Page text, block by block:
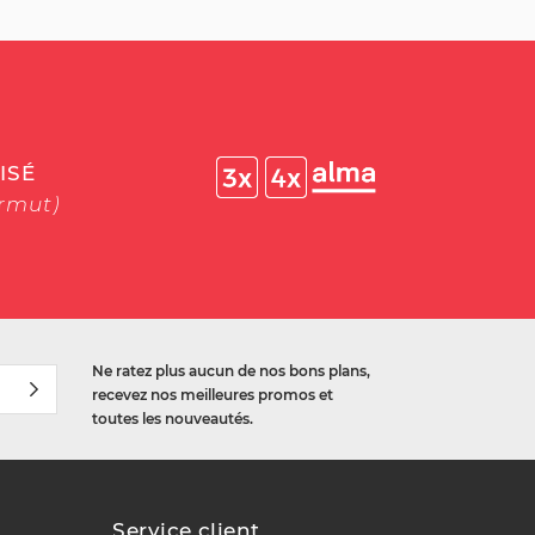
Ne ratez plus aucun de nos bons plans,
recevez nos meilleures promos et
toutes les nouveautés.
Service client